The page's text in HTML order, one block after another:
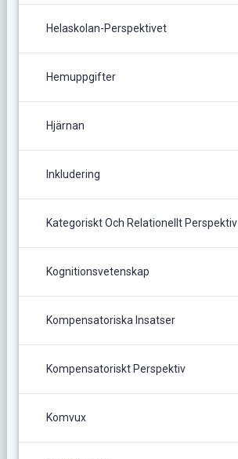
Helaskolan-Perspektivet
Hemuppgifter
Hjärnan
Inkludering
Kategoriskt Och Relationellt Perspektiv
Kognitionsvetenskap
Kompensatoriska Insatser
Kompensatoriskt Perspektiv
Komvux